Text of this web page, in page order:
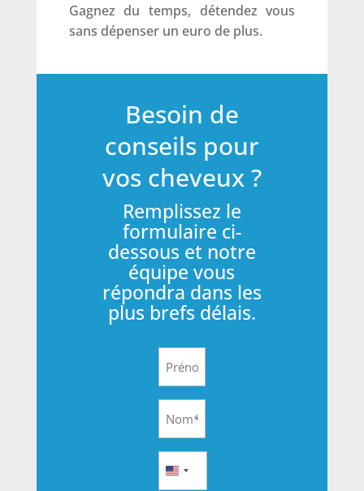
Gagnez du temps, détendez vous
sans dépenser un euro de plus.
Besoin de
conseils pour
vos cheveux ?
Remplissez le
formulaire ci-
dessous et notre
équipe vous
répondra dans les
plus brefs délais.
Name
(Nécessaire)
Name
(Nécessaire)
United